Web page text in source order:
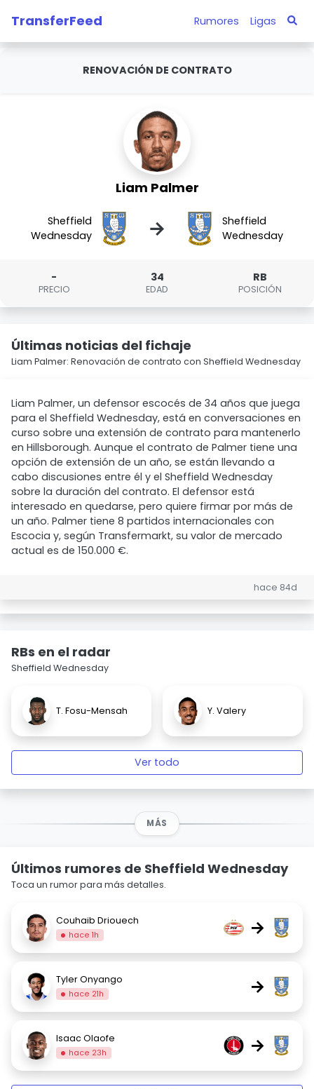
TransferFeed Rumores Ligas
RENOVACIÓN DE CONTRATO
Liam Palmer
Sheffield
Wednesday
→
Sheffield
Wednesday
-
PRECIO
34
EDAD
RB
POSICIÓN
Últimas noticias del fichaje
Liam Palmer: Renovación de contrato con Sheffield Wednesday
Liam Palmer, un defensor escocés de 34 años que juega
para el Sheffield Wednesday, está en conversaciones en
curso sobre una extensión de contrato para mantenerlo
en Hillsborough. Aunque el contrato de Palmer tiene una
opción de extensión de un año, se están llevando a
cabo discusiones entre él y el Sheffield Wednesday
sobre la duración del contrato. El defensor está
interesado en quedarse, pero quiere firmar por más de
un año. Palmer tiene 8 partidos internacionales con
Escocia y, según Transfermarkt, su valor de mercado
actual es de 150.000 €.
hace 84d
RBs en el radar
Sheffield Wednesday
T. Fosu-Mensah Y. Valery
Ver todo
MÁS
Últimos rumores de Sheffield Wednesday
Toca un rumor para más detalles.
Couhaib Driouech
hace 1h →
Tyler Onyango
hace 21h →
Isaac Olaofe
hace 23h →